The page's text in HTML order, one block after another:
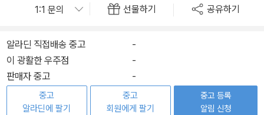
선물하기 공유하기
알라딘 직접배송 중고
-
이 광활한 우주점
-
판매자 중고
-
중고
알라딘에 팔기
중고
회원에게 팔기
중고 등록
알림 신청